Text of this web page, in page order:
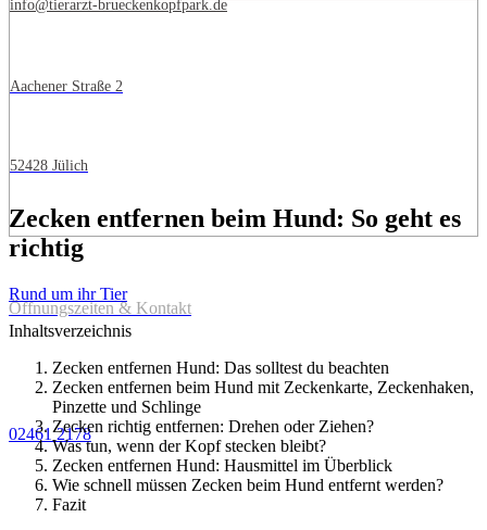
info@tierarzt-brueckenkopfpark.de
Aachener Straße 2
52428 Jülich
Öffnungszeiten & Kontakt
02461 2178
Zecken entfernen beim Hund: So geht es
richtig
Rund um ihr Tier
Inhaltsverzeichnis
Zecken entfernen Hund: Das solltest du beachten
Zecken entfernen beim Hund mit Zeckenkarte, Zeckenhaken,
Pinzette und Schlinge
Zecken richtig entfernen: Drehen oder Ziehen?
Was tun, wenn der Kopf stecken bleibt?
Zecken entfernen Hund: Hausmittel im Überblick
Wie schnell müssen Zecken beim Hund entfernt werden?
Fazit